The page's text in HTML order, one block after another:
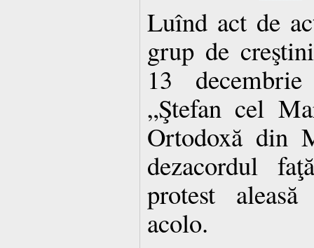
Luînd act de
grup de
13
„Ştefan cel
Ortodoxă din
dezacordul
protest
acolo.